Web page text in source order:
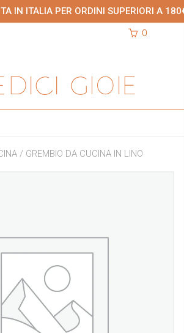
IN ITALIA PER ORDINI SUPERIORI A
0
/ GREMBIO DA CUCINA IN LINO